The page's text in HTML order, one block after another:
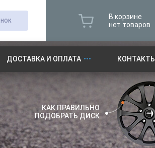
В корзине
нет товаров
ДОСТАВКА И ОПЛАТА КОНТАКТЫ
КАК ПРАВИЛЬНО
ПОДОБРАТЬ ДИСК